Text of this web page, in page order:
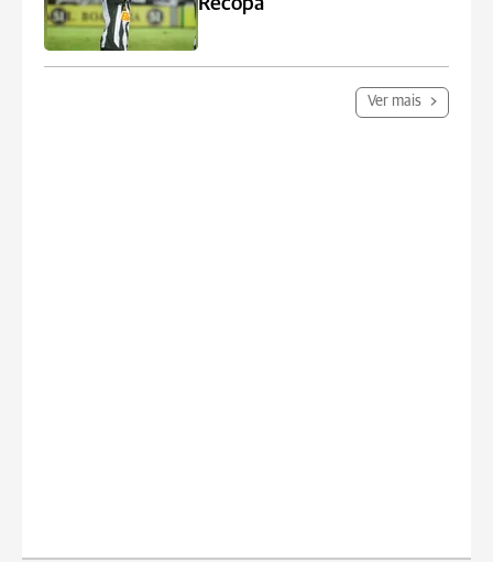
Ver mais